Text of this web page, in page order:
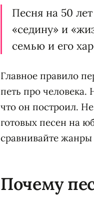
Песня на 50
«седину» и
семью и его
Главное правило
петь про человека.
что он построил.
готовых песен на
сравнивайте
Почему